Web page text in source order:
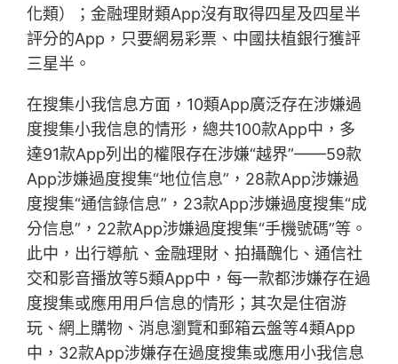
化類）；金融理財類App沒有取得四星及四星半
評分的App，只要網易彩票、中國扶植銀行獲評
三星半。
在搜集小我信息方面，10類App廣泛存在涉嫌過
度搜集小我信息的情形，總共100款App中，多
達91款App列出的權限存在涉嫌“越界”——59款
App涉嫌過度搜集“地位信息”，28款App涉嫌過
度搜集“通信錄信息”，23款App涉嫌過度搜集“成
分信息”，22款App涉嫌過度搜集“手機號碼”等。
此中，出行導航、金融理財、拍攝醜化、通信社
交和影音播放等5類App中，每一款都涉嫌存在過
度搜集或應用用戶信息的情形；其次是住宿游
玩、網上購物、消息瀏覽和郵箱云盤等4類App
中，32款App涉嫌存在過度搜集或應用小我信息